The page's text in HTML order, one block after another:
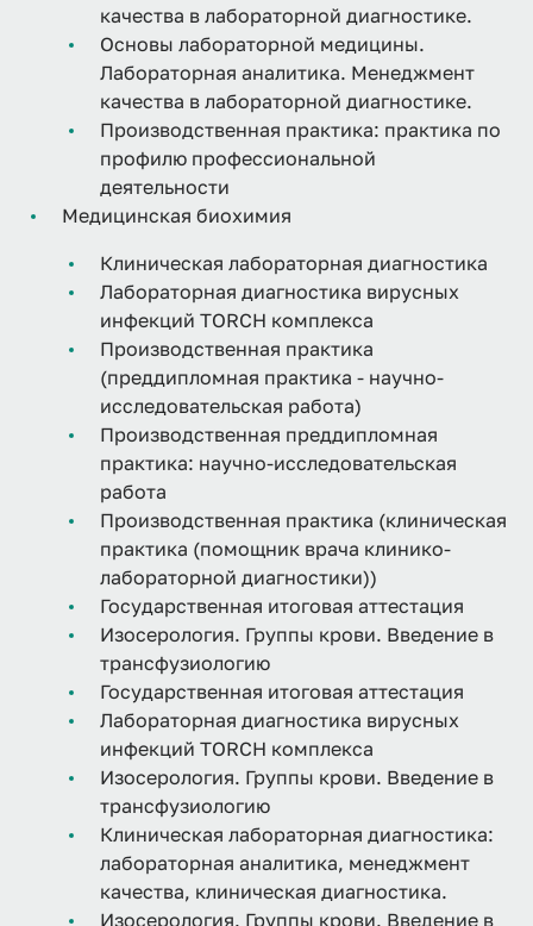
качества в лабораторной диагностике.
Основы лабораторной медицины.
Лабораторная аналитика. Менеджмент
качества в лабораторной диагностике.
Производственная практика: практика по
профилю профессиональной
деятельности
Медицинская биохимия
Клиническая лабораторная диагностика
Лабораторная диагностика вирусных
инфекций TORCH комплекса
Производственная практика
(преддипломная практика - научно-
исследовательская работа)
Производственная преддипломная
практика: научно-исследовательская
работа
Производственная практика (клиническая
практика (помощник врача клинико-
лабораторной диагностики))
Государственная итоговая аттестация
Изосерология. Группы крови. Введение в
трансфузиологию
Государственная итоговая аттестация
Лабораторная диагностика вирусных
инфекций TORCH комплекса
Изосерология. Группы крови. Введение в
трансфузиологию
Клиническая лабораторная диагностика:
лабораторная аналитика, менеджмент
качества, клиническая диагностика.
Изосерология. Группы крови. Введение в